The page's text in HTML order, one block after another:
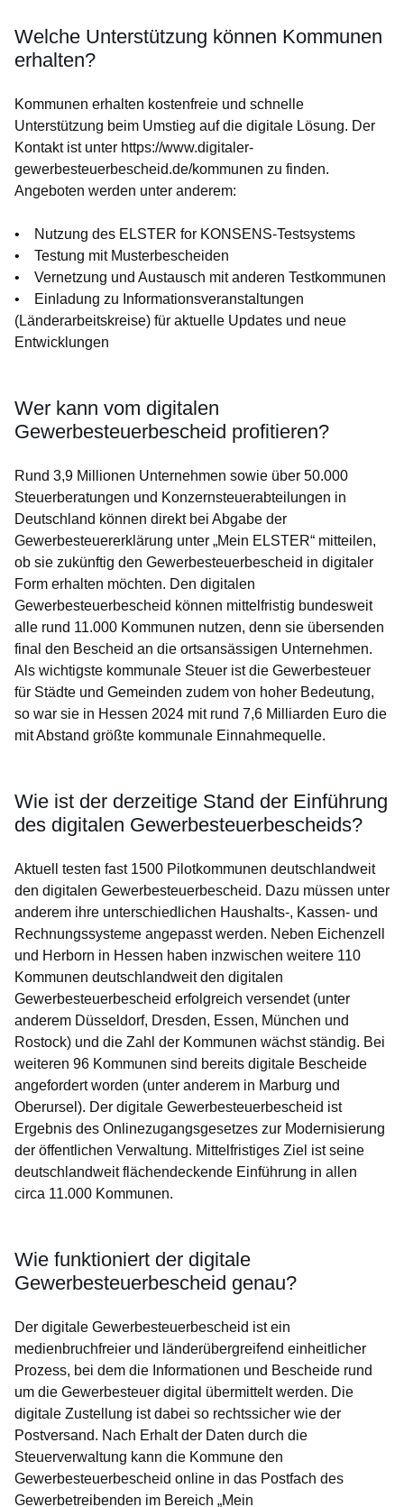
Welche Unterstützung können Kommunen
erhalten?
Kommunen erhalten kostenfreie und schnelle
Unterstützung beim Umstieg auf die digitale Lösung. Der
Kontakt ist unter https://www.digitaler-
gewerbesteuerbescheid.de/kommunen zu finden.
Angeboten werden unter anderem:
• Nutzung des ELSTER for KONSENS-Testsystems
• Testung mit Musterbescheiden
• Vernetzung und Austausch mit anderen Testkommunen
• Einladung zu Informationsveranstaltungen
(Länderarbeitskreise) für aktuelle Updates und neue
Entwicklungen
Wer kann vom digitalen
Gewerbesteuerbescheid profitieren?
Rund 3,9 Millionen Unternehmen sowie über 50.000
Steuerberatungen und Konzernsteuerabteilungen in
Deutschland können direkt bei Abgabe der
Gewerbesteuererklärung unter „Mein ELSTER“ mitteilen,
ob sie zukünftig den Gewerbesteuerbescheid in digitaler
Form erhalten möchten. Den digitalen
Gewerbesteuerbescheid können mittelfristig bundesweit
alle rund 11.000 Kommunen nutzen, denn sie übersenden
final den Bescheid an die ortsansässigen Unternehmen.
Als wichtigste kommunale Steuer ist die Gewerbesteuer
für Städte und Gemeinden zudem von hoher Bedeutung,
so war sie in Hessen 2024 mit rund 7,6 Milliarden Euro die
mit Abstand größte kommunale Einnahmequelle.
Wie ist der derzeitige Stand der Einführung
des digitalen Gewerbesteuerbescheids?
Aktuell testen fast 1500 Pilotkommunen deutschlandweit
den digitalen Gewerbesteuerbescheid. Dazu müssen unter
anderem ihre unterschiedlichen Haushalts-, Kassen- und
Rechnungssysteme angepasst werden. Neben Eichenzell
und Herborn in Hessen haben inzwischen weitere 110
Kommunen deutschlandweit den digitalen
Gewerbesteuerbescheid erfolgreich versendet (unter
anderem Düsseldorf, Dresden, Essen, München und
Rostock) und die Zahl der Kommunen wächst ständig. Bei
weiteren 96 Kommunen sind bereits digitale Bescheide
angefordert worden (unter anderem in Marburg und
Oberursel). Der digitale Gewerbesteuerbescheid ist
Ergebnis des Onlinezugangsgesetzes zur Modernisierung
der öffentlichen Verwaltung. Mittelfristiges Ziel ist seine
deutschlandweit flächendeckende Einführung in allen
circa 11.000 Kommunen.
Wie funktioniert der digitale
Gewerbesteuerbescheid genau?
Der digitale Gewerbesteuerbescheid ist ein
medienbruchfreier und länderübergreifend einheitlicher
Prozess, bei dem die Informationen und Bescheide rund
um die Gewerbesteuer digital übermittelt werden. Die
digitale Zustellung ist dabei so rechtssicher wie der
Postversand. Nach Erhalt der Daten durch die
Steuerverwaltung kann die Kommune den
Gewerbesteuerbescheid online in das Postfach des
Gewerbetreibenden im Bereich „Mein